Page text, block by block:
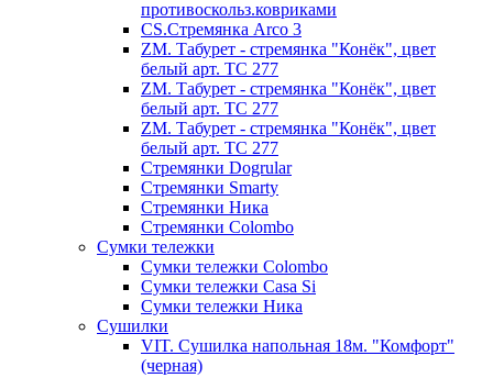
противоскольз.ковриками
CS.Стремянка Arco 3
ZM. Табурет - стремянка "Конёк", цвет
белый арт. ТС 277
ZM. Табурет - стремянка "Конёк", цвет
белый арт. ТС 277
ZM. Табурет - стремянка "Конёк", цвет
белый арт. ТС 277
Стремянки Dogrular
Стремянки Smarty
Стремянки Ника
Стремянки Сolombo
Сумки тележки
Сумки тележки Colombo
Сумки тележки Сasa Si
Сумки тележки Ника
Сушилки
VIT. Сушилка напольная 18м. "Комфорт"
(черная)